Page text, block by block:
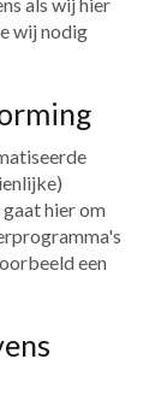
wij nodig
hier om
een